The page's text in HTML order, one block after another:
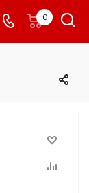
0